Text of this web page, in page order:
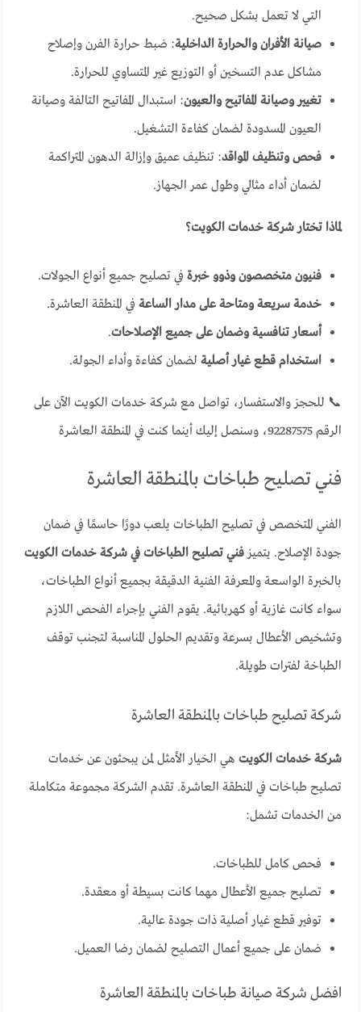
التي لا تعمل بشكل صحيح.
صيانة الأفران والحرارة الداخلية: ضبط حرارة الفرن وإصلاح
مشاكل عدم التسخين أو التوزيع غير المتساوي للحرارة.
تغيير وصيانة المفاتيح والعيون: استبدال المفاتيح التالفة وصيانة
العيون المسدودة لضمان كفاءة التشغيل.
فحص وتنظيف المواقد: تنظيف عميق وإزالة الدهون المتراكمة
لضمان أداء مثالي وطول عمر الجهاز.
لماذا تختار شركة خدمات الكويت؟
فنيون متخصصون وذوو خبرة في تصليح جميع أنواع الجولات.
خدمة سريعة ومتاحة على مدار الساعة في المنطقة العاشرة.
أسعار تنافسية وضمان على جميع الإصلاحات.
استخدام قطع غيار أصلية لضمان كفاءة وأداء الجولة.
📞 للحجز والاستفسار، تواصل مع شركة خدمات الكويت الآن على
الرقم 92287575، وسنصل إليك أينما كنت في المنطقة العاشرة
فني تصليح طباخات بالمنطقة العاشرة
الفني المتخصص في تصليح الطباخات يلعب دورًا حاسمًا في ضمان
جودة الإصلاح. يتميزفني تصليح الطباخات في شركة خدمات الكويت
بالخبرة الواسعة والمعرفة الفنية الدقيقة بجميع أنواع الطباخات،
سواء كانت غازية أو كهربائية. يقوم الفني بإجراء الفحص اللازم
وتشخيص الأعطال بسرعة وتقديم الحلول المناسبة لتجنب توقف
الطباخة لفترات طويلة.
شركة تصليح طباخات بالمنطقة العاشرة
شركة خدمات الكويت هي الخيار الأمثل لمن يبحثون عن خدمات
تصليح طباخات في المنطقة العاشرة. تقدم الشركة مجموعة متكاملة
من الخدمات تشمل:
فحص كامل للطباخات.
تصليح جميع الأعطال مهما كانت بسيطة أو معقدة.
توفير قطع غيار أصلية ذات جودة عالية.
ضمان على جميع أعمال التصليح لضمان رضا العميل.
افضل شركة صيانة طباخات بالمنطقة العاشرة